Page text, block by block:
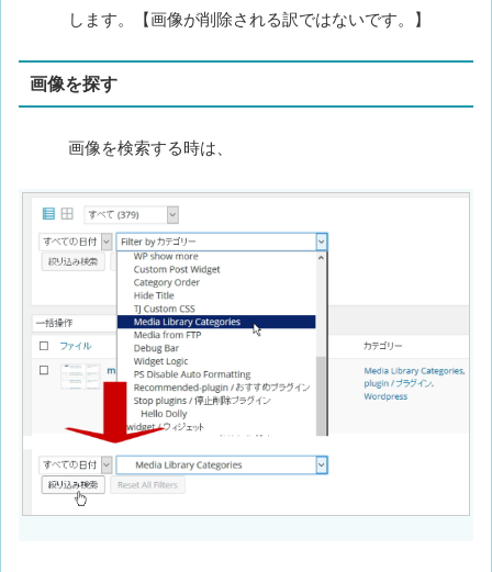
します。【画像が削除される訳ではないです。】
画像を探す
画像を検索する時は、